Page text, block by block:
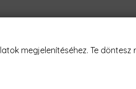
megjelenítéséhez. Te döntesz